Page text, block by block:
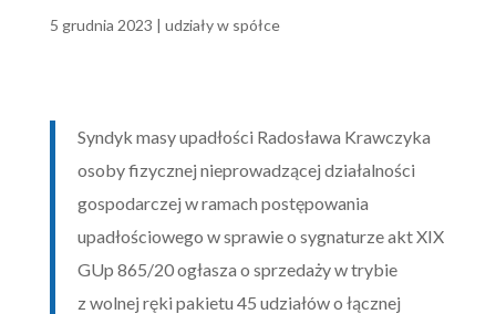
5 grudnia 2023 | udziały w spółce
Syndyk masy upadłości Radosława Krawczyka
osoby fizycznej nieprowadzącej działalności
gospodarczej w ramach postępowania
upadłościowego w sprawie o sygnaturze akt XIX
GUp 865/20 ogłasza o sprzedaży w trybie
z wolnej ręki pakietu 45 udziałów o łącznej